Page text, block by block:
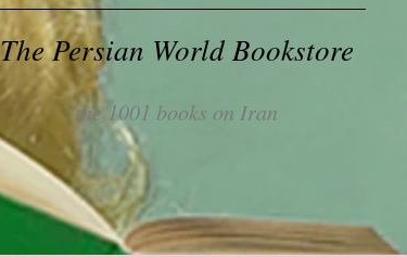
The Persian World Bookstore
the 1001 books on Iran